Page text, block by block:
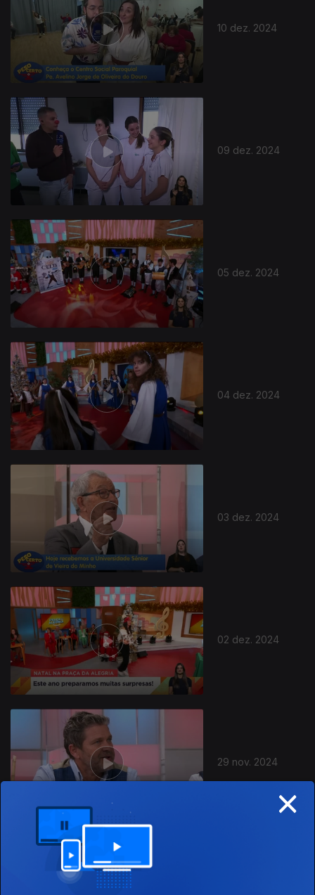
10 dez. 2024
09 dez. 2024
05 dez. 2024
04 dez. 2024
03 dez. 2024
02 dez. 2024
29 nov. 2024
×